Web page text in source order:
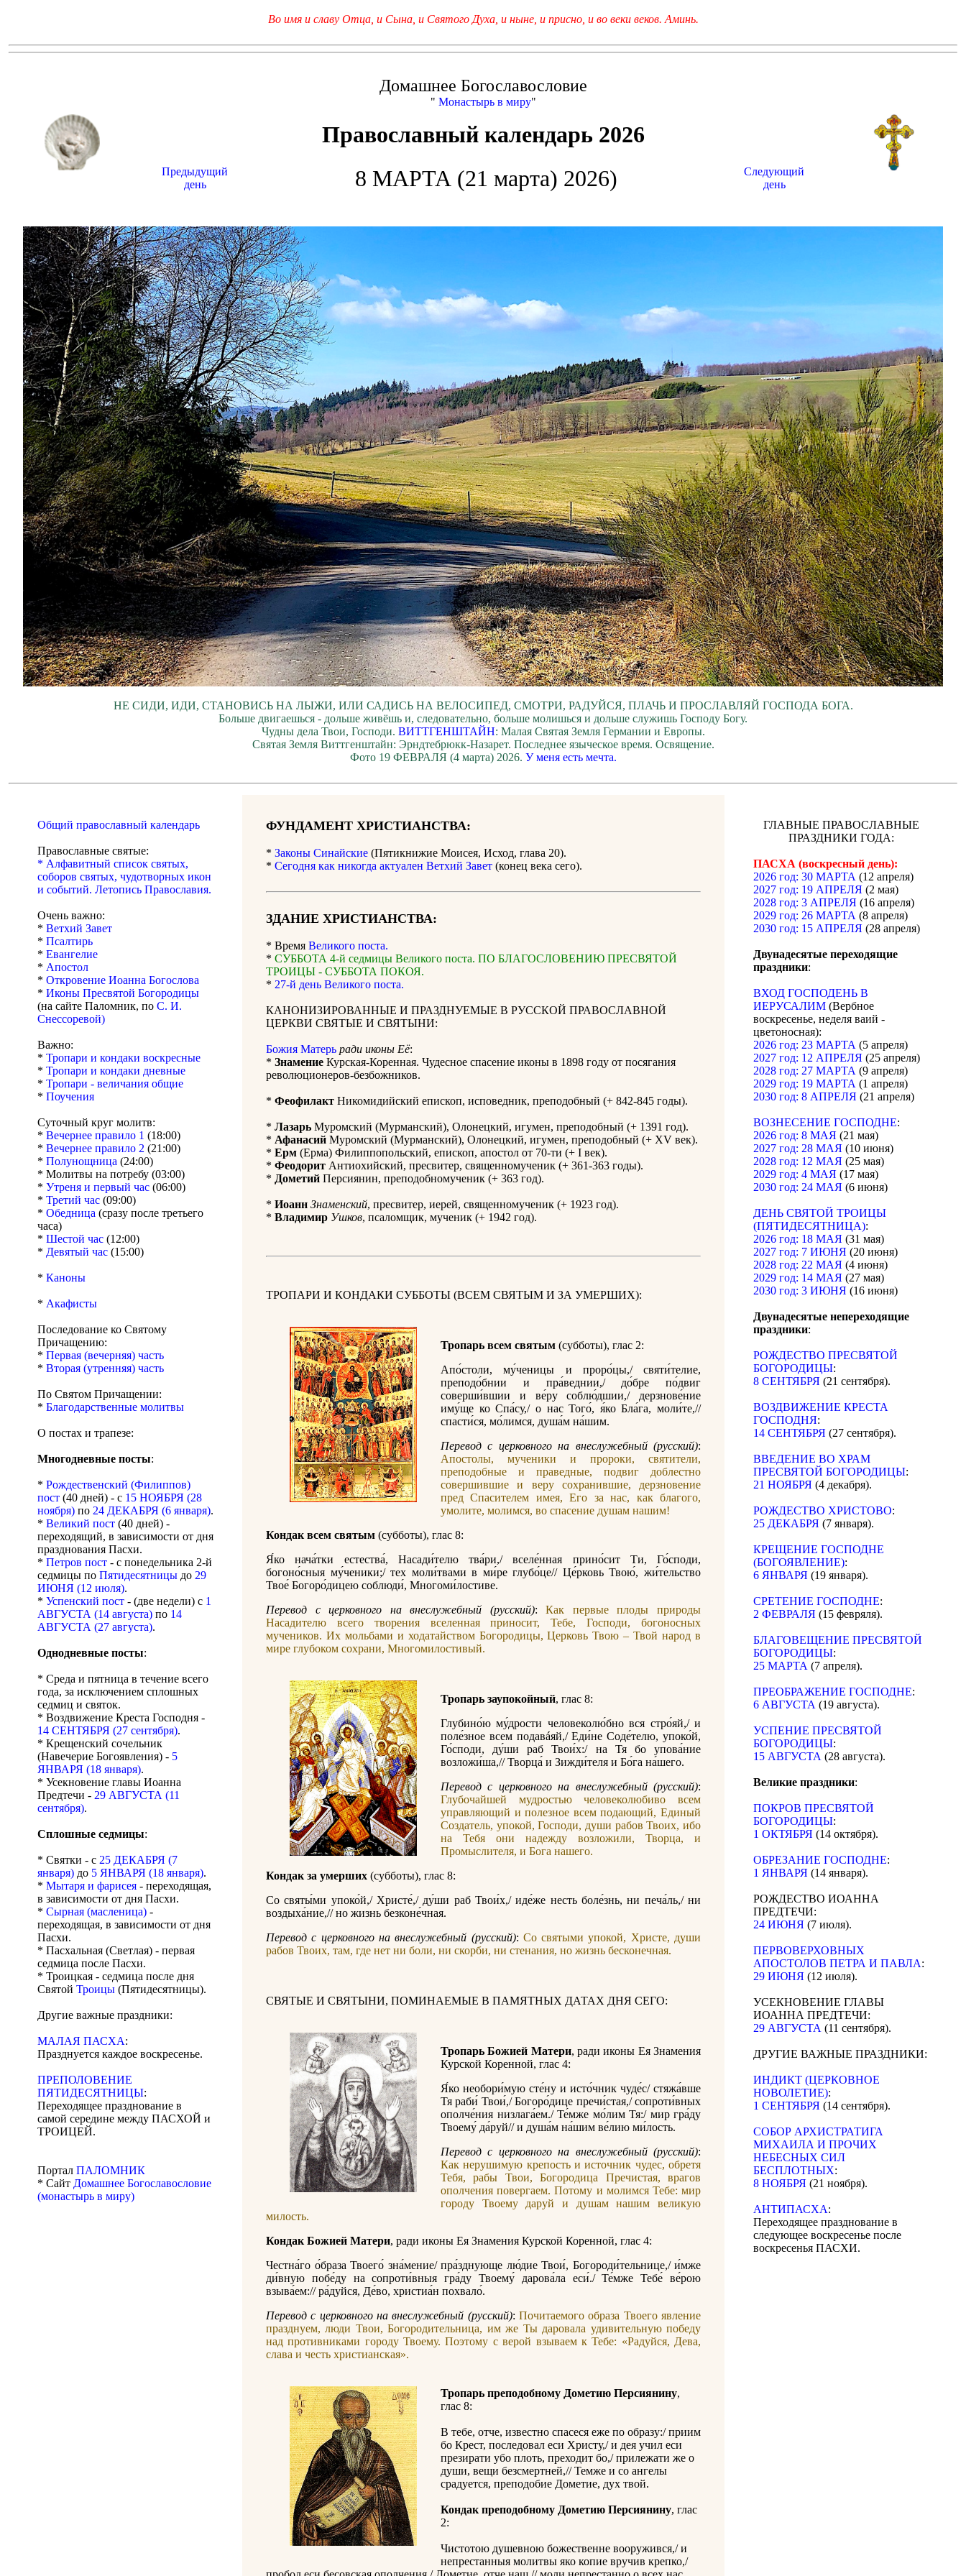
Во имя и славу Отца, и Сына, и Святого Духа, и ныне, и присно, и во веки веков. Аминь.
Домашнее Богославословие
" Монастырь в миру"
Православный календарь 2026
Предыдущий
день
8 МАРТА (21 марта) 2026)
Следующий
день
НЕ СИДИ, ИДИ, СТАНОВИСЬ НА ЛЫЖИ, ИЛИ САДИСЬ НА ВЕЛОСИПЕД, СМОТРИ, РАДУЙСЯ, ПЛАЧЬ И ПРОСЛАВЛЯЙ ГОСПОДА БОГА.
Больше двигаешься - дольше живёшь и, следовательно, больше молишься и дольше служишь Господу Богу.
Чудны дела Твои, Господи. ВИТТГЕНШТАЙН: Малая Святая Земля Германии и Европы.
Святая Земля Виттгенштайн: Эрндтебрюкк-Назарет. Последнее языческое время. Освящение.
Фото 19 ФЕВРАЛЯ (4 марта) 2026. У меня есть мечта.
Общий православный календарь
Православные святые:
* Алфавитный список святых,
соборов святых, чудотворных икон
и событий. Летопись Православия.
Очень важно:
* Ветхий Завет
* Псалтирь
* Евангелие
* Апостол
* Откровение Иоанна Богослова
* Иконы Пресвятой Богородицы
(на сайте Паломник, по С. И.
Снессоревой)
Важно:
* Тропари и кондаки воскресные
* Тропари и кондаки дневные
* Тропари - величания общие
* Поучения
Суточный круг молитв:
* Вечернее правило 1 (18:00)
* Вечернее правило 2 (21:00)
* Полунощница (24:00)
* Молитвы на потребу (03:00)
* Утреня и первый час (06:00)
* Третий час (09:00)
* Обедница (сразу после третьего
часа)
* Шестой час (12:00)
* Девятый час (15:00)
* Каноны
* Акафисты
Последование ко Святому
Причащению:
* Первая (вечерняя) часть
* Вторая (утренняя) часть
По Святом Причащении:
* Благодарственные молитвы
О постах и трапезе:
Многодневные посты:
* Рождественский (Филиппов)
пост (40 дней) - с 15 НОЯБРЯ (28
ноября) по 24 ДЕКАБРЯ (6 января).
* Великий пост (40 дней) -
переходящий, в зависимости от дня
празднования Пасхи.
* Петров пост - с понедельника 2-й
седмицы по Пятидесятницы до 29
ИЮНЯ (12 июля).
* Успенский пост - (две недели) с 1
АВГУСТА (14 августа) по 14
АВГУСТА (27 августа).
Однодневные посты:
* Среда и пятница в течение всего
года, за исключением сплошных
седмиц и святок.
* Воздвижение Креста Господня -
14 СЕНТЯБРЯ (27 сентября).
* Крещенский сочельник
(Навечерие Богоявления) - 5
ЯНВАРЯ (18 января).
* Усекновение главы Иоанна
Предтечи - 29 АВГУСТА (11
сентября).
Сплошные седмицы:
* Святки - с 25 ДЕКАБРЯ (7
января) до 5 ЯНВАРЯ (18 января).
* Мытаря и фарисея - переходящая,
в зависимости от дня Пасхи.
* Сырная (масленица) -
переходящая, в зависимости от дня
Пасхи.
* Пасхальная (Светлая) - первая
седмица после Пасхи.
* Троицкая - седмица после дня
Святой Троицы (Пятидесятницы).
Другие важные праздники:
МАЛАЯ ПАСХА:
Празднуется каждое воскресенье.
ПРЕПОЛОВЕНИЕ
ПЯТИДЕСЯТНИЦЫ:
Переходящее празднование в
самой середине между ПАСХОЙ и
ТРОИЦЕЙ.
Портал ПАЛОМНИК
* Сайт Домашнее Богославословие
(монастырь в миру)
ФУНДАМЕНТ ХРИСТИАНСТВА:
* Законы Синайские (Пятикнижие Моисея, Исход, глава 20).
* Сегодня как никогда актуален Ветхий Завет (конец века сего).
ЗДАНИЕ ХРИСТИАНСТВА:
* Время Великого поста.
* СУББОТА 4-й седмицы Великого поста. ПО БЛАГОСЛОВЕНИЮ ПРЕСВЯТОЙ
ТРОИЦЫ - СУББОТА ПОКОЯ.
* 27-й день Великого поста.
КАНОНИЗИРОВАННЫЕ И ПРАЗДНУЕМЫЕ В РУССКОЙ ПРАВОСЛАВНОЙ
ЦЕРКВИ СВЯТЫЕ И СВЯТЫНИ:
Божия Матерь ради иконы Её:
* Знамение Курская-Коренная. Чудесное спасение иконы в 1898 году от посягания
революционеров-безбожников.
* Феофилакт Никомидийский епископ, исповедник, преподобный (+ 842-845 годы).
* Лазарь Муромский (Мурманский), Олонецкий, игумен, преподобный (+ 1391 год).
* Афанасий Муромский (Мурманский), Олонецкий, игумен, преподобный (+ XV век).
* Ерм (Ерма) Филиппопольский, епископ, апостол от 70-ти (+ I век).
* Феодорит Антиохийский, пресвитер, священномученик (+ 361-363 годы).
* Дометий Персиянин, преподобномученик (+ 363 год).
* Иоанн Знаменский, пресвитер, иерей, священномученик (+ 1923 год).
* Владимир Ушков, псаломщик, мученик (+ 1942 год).
ТРОПАРИ И КОНДАКИ СУББОТЫ (ВСЕМ СВЯТЫМ И ЗА УМЕРШИХ):
Тропарь всем святым (субботы), глас 2:
Апо́столи, му́ченицы и проро́цы,/ святи́телие,
преподо́бнии и пра́веднии,/ до́бре по́двиг
соверши́вшии и ве́ру соблю́дшии,/ дерзнове́ние
иму́ще ко Спа́су,/ о нас Того́, я́ко Бла́га, моли́те,//
спасти́ся, мо́лимся, душа́м на́шим.
Перевод с церковного на внеслужебный (русский):
Апостолы, мученики и пророки, святители,
преподобные и праведные, подвиг доблестно
совершившие и веру сохранившие, дерзновение
пред Спасителем имея, Его за нас, как благого,
умолите, молимся, во спасение душам нашим!
Кондак всем святым (субботы), глас 8:
Я́ко нача́тки естества́, Насади́телю тва́ри,/ вселе́нная прино́сит Ти, Го́споди,
богоно́сныя му́ченики;/ тех моли́твами в ми́ре глубо́це// Це́рковь Твою́, жи́тельство
Твое́ Богоро́дицею соблюди́, Многоми́лостиве.
Перевод с церковного на внеслужебный (русский):Как первые плоды природы
Насадителю всего творения вселенная приносит, Тебе, Господи, богоносных
мучеников. Их мольбами и ходатайством Богородицы, Церковь Твою – Твой народ в
мире глубоком сохрани, Многомилостивый.
Тропарь заупокойный, глас 8:
Глубино́ю му́дрости человеколю́бно вся стро́яй,/ и
поле́зное всем подавáяй,/ Еди́не Соде́телю, упоко́й,
Го́споди, ду́ши раб Твои́х:/ на Тя бо упова́ние
возложи́ша,// Творца́ и Зижди́теля и Бо́га на́шего.
Перевод с церковного на внеслужебный (русский):
Глубочайшей мудростью человеколюбиво всем
управляющий и полезное всем подающий, Единый
Создатель, упокой, Господи, души рабов Твоих, ибо
на Тебя они надежду возложили, Творца, и
Промыслителя, и Бога нашего.
Кондак за умерших (субботы), глас 8:
Со святы́ми упоко́й,/ Христе́,/ ду́ши раб Твои́х,/ иде́же несть боле́знь, ни печа́ль,/ ни
воздыха́ние,// но жизнь безконе́чная.
Перевод с церковного на внеслужебный (русский): Со святыми упокой, Христе, души
рабов Твоих, там, где нет ни боли, ни скорби, ни стенания, но жизнь бесконечная.
СВЯТЫЕ И СВЯТЫНИ, ПОМИНАЕМЫЕ В ПАМЯТНЫХ ДАТАХ ДНЯ СЕГО:
Тропарь Божией Матери, ради иконы Ея Знамения
Курской Коренной, глас 4:
Я́ко необори́мую сте́ну и исто́чник чуде́с/ стяжа́вше
Тя раби́ Твои́,/ Богоро́дице пречи́стая,/ сопроти́вных
ополче́ния низлага́ем./ Те́мже мо́лим Тя:/ мир гра́ду
Твоему́ да́руй// и душа́м на́шим ве́лию ми́лость.
Перевод с церковного на внеслужебный (русский):
Как нерушимую крепость и источник чудес, обретя
Тебя, рабы Твои, Богородица Пречистая, врагов
ополчения повергаем. Потому и молимся Тебе: мир
городу Твоему даруй и душам нашим великую
милость.
Кондак Божией Матери, ради иконы Ея Знамения Курской Коренной, глас 4:
Честна́го о́браза Твоего́ зна́мение/ пра́зднующе лю́дие Твои́, Богороди́тельнице,/ и́мже
ди́вную побе́ду на сопроти́вныя гра́ду Твоему́ дарова́ла еси́./ Те́мже Тебе́ ве́рою
взыва́ем:// ра́дуйся, Де́во, христиа́н похвало́.
Перевод с церковного на внеслужебный (русский):Почитаемого образа Твоего явление
празднуем, люди Твои, Богородительница, им же Ты даровала удивительную победу
над противниками городу Твоему. Поэтому с верой взываем к Тебе: «Радуйся, Дева,
слава и честь христианская».
Тропарь преподобному Дометию Персиянину,
глас 8:
В тебе, отче, известно спасеся еже по образу:/ приим
бо Крест, последовал еси Христу,/ и дея учил еси
презирати убо плоть, преходит бо,/ прилежати же о
души, вещи безсмертней,// Темже и со ангелы
срадуется, преподобие Дометие, дух твой.
Кондак преподобному Дометию Персиянину, глас
2:
Чистотою душевною божественне вооружився,/ и
непрестанныя молитвы яко копие вручив крепко,/
ГЛАВНЫЕ ПРАВОСЛАВНЫЕ
ПРАЗДНИКИ ГОДА:
ПАСХА (воскресный день):
2026 год: 30 МАРТА (12 апреля)
2027 год: 19 АПРЕЛЯ (2 мая)
2028 год: 3 АПРЕЛЯ (16 апреля)
2029 год: 26 МАРТА (8 апреля)
2030 год: 15 АПРЕЛЯ (28 апреля)
Двунадесятые переходящие
праздники:
ВХОД ГОСПОДЕНЬ В
ИЕРУСАЛИМ (Вербное
воскресенье, неделя ваий -
цветоносная):
2026 год: 23 МАРТА (5 апреля)
2027 год: 12 АПРЕЛЯ (25 апреля)
2028 год: 27 МАРТА (9 апреля)
2029 год: 19 МАРТА (1 апреля)
2030 год: 8 АПРЕЛЯ (21 апреля)
ВОЗНЕСЕНИЕ ГОСПОДНЕ:
2026 год: 8 МАЯ (21 мая)
2027 год: 28 МАЯ (10 июня)
2028 год: 12 МАЯ (25 мая)
2029 год: 4 МАЯ (17 мая)
2030 год: 24 МАЯ (6 июня)
ДЕНЬ СВЯТОЙ ТРОИЦЫ
(ПЯТИДЕСЯТНИЦА):
2026 год: 18 МАЯ (31 мая)
2027 год: 7 ИЮНЯ (20 июня)
2028 год: 22 МАЯ (4 июня)
2029 год: 14 МАЯ (27 мая)
2030 год: 3 ИЮНЯ (16 июня)
Двунадесятые непереходящие
праздники:
РОЖДЕСТВО ПРЕСВЯТОЙ
БОГОРОДИЦЫ:
8 СЕНТЯБРЯ (21 сентября).
ВОЗДВИЖЕНИЕ КРЕСТА
ГОСПОДНЯ:
14 СЕНТЯБРЯ (27 сентября).
ВВЕДЕНИЕ ВО ХРАМ
ПРЕСВЯТОЙ БОГОРОДИЦЫ:
21 НОЯБРЯ (4 декабря).
РОЖДЕСТВО ХРИСТОВО:
25 ДЕКАБРЯ (7 января).
КРЕЩЕНИЕ ГОСПОДНЕ
(БОГОЯВЛЕНИЕ):
6 ЯНВАРЯ (19 января).
СРЕТЕНИЕ ГОСПОДНЕ:
2 ФЕВРАЛЯ (15 февряля).
БЛАГОВЕЩЕНИЕ ПРЕСВЯТОЙ
БОГОРОДИЦЫ:
25 МАРТА (7 апреля).
ПРЕОБРАЖЕНИЕ ГОСПОДНЕ:
6 АВГУСТА (19 августа).
УСПЕНИЕ ПРЕСВЯТОЙ
БОГОРОДИЦЫ:
15 АВГУСТА (28 августа).
Великие праздники:
ПОКРОВ ПРЕСВЯТОЙ
БОГОРОДИЦЫ:
1 ОКТЯБРЯ (14 октября).
ОБРЕЗАНИЕ ГОСПОДНЕ:
1 ЯНВАРЯ (14 января).
РОЖДЕСТВО ИОАННА
ПРЕДТЕЧИ:
24 ИЮНЯ (7 июля).
ПЕРВОВЕРХОВНЫХ
АПОСТОЛОВ ПЕТРА И ПАВЛА:
29 ИЮНЯ (12 июля).
УСЕКНОВЕНИЕ ГЛАВЫ
ИОАННА ПРЕДТЕЧИ:
29 АВГУСТА (11 сентября).
ДРУГИЕ ВАЖНЫЕ ПРАЗДНИКИ:
ИНДИКТ (ЦЕРКОВНОЕ
НОВОЛЕТИЕ):
1 СЕНТЯБРЯ (14 сентября).
CОБОР АРХИСТРАТИГА
МИХАИЛА И ПРОЧИХ
НЕБЕСНЫХ СИЛ
БЕСПЛОТНЫХ:
8 НОЯБРЯ (21 ноября).
АНТИПАСХА:
Переходящее празднование в
следующее воскресенье после
воскресенья ПАСХИ.